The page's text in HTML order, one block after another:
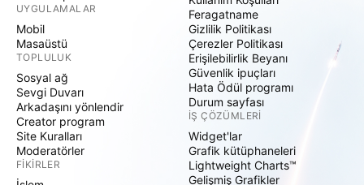
UYGULAMALAR
Mobil
Masaüstü
TOPLULUK
Sosyal ağ
Sevgi Duvarı
Arkadaşını yönlendir
Creator program
Site Kuralları
Moderatörler
FIKIRLER
Feragatname
Gizlilik Politikası
Çerezler Politikası
Erişilebilirlik Beyanı
Güvenlik ipuçları
Hata Ödül programı
Durum sayfası
İŞ ÇÖZÜMLERI
Widget'lar
Grafik kütüphaneleri
Lightweight Charts™
Gelişmiş Grafikler